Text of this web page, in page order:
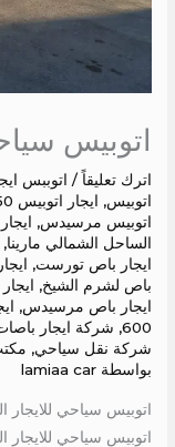
اتوبيس
اترك تعليقاً / اتوببس
اتوبيس, ايجار اتوبيس 50 راكب
اتوبيس مرسيدس,
الساحل الشمالي مارينا,
ايجار باص تورست,
باص لشرم الشيخ,
ايجار باص مرسيدس,
600
, شركة ايجار
شركة نقل سياحي,
بواسطة lamiaa car
اتوبيس سياحي للايجار الي
اتوبيس سياحي للايجار